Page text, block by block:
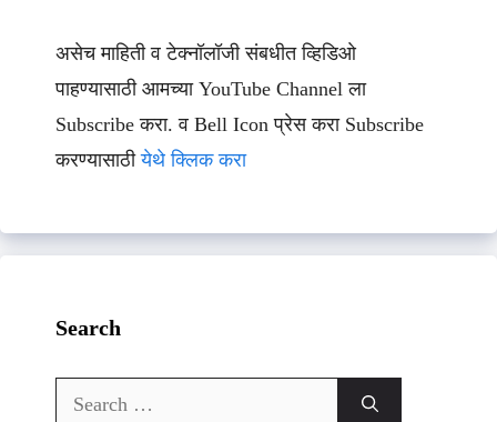
असेच माहिती व टेक्नॉलॉजी संबधीत व्हिडिओ
पाहण्यासाठी आमच्या YouTube Channel ला
Subscribe करा. व Bell Icon प्रेस करा Subscribe
करण्यासाठीयेथे क्लिक करा
Search
Search